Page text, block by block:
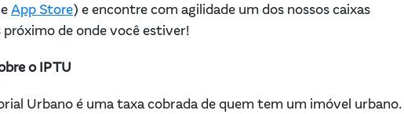
e App Store) e encontre com agilidade um dos nossos caixas
de onde você estiver!
o IPTU
Urbano é uma taxa cobrada de quem tem um imóvel urbano.